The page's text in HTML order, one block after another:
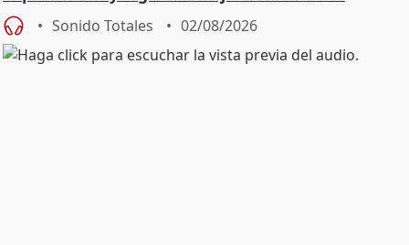
vivienda
Sonido Totales 02/08/2026